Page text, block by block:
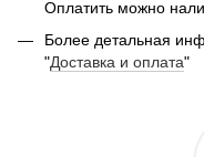
Оплатить можно
Более детальная
"Доставка и оплата"